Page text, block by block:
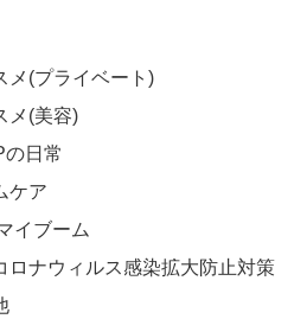
メ(プライベート)
メ(美容)
の日常
ケア
イブーム
ロナウィルス感染拡大防止対策